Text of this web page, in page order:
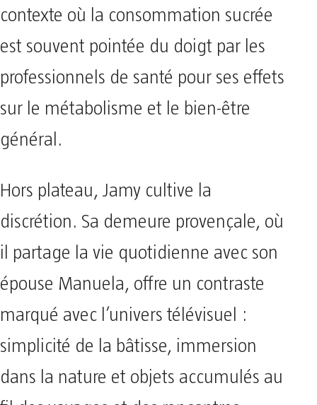
contexte où la consommation sucrée
est souvent pointée du doigt par les
professionnels de santé pour ses effets
sur le métabolisme et le bien-être
général.
Hors plateau, Jamy cultive la
discrétion. Sa demeure provençale, où
il partage la vie quotidienne avec son
épouse Manuela, offre un contraste
marqué avec l’univers télévisuel :
simplicité de la bâtisse, immersion
dans la nature et objets accumulés au